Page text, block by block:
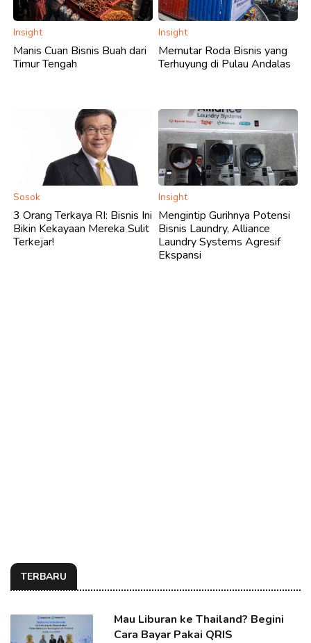
Insight
Manis Cuan Bisnis Buah dari
Timur Tengah
Insight
Memutar Roda Bisnis yang
Terhuyung di Pulau Andalas
Sosok
3 Orang Terkaya RI: Bisnis Ini
Bikin Kekayaan Mereka Sulit
Terkejar!
Insight
Mengintip Gurihnya Potensi
Bisnis Laundry, Alliance
Laundry Systems Agresif
Ekspansi
TERBARU
Mau Liburan ke Thailand? Begini
Cara Bayar Pakai QRIS